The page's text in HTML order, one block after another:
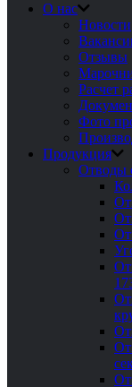
О нас
Новости
Отзывы
Расчет
Фото
Продукция
Отводы